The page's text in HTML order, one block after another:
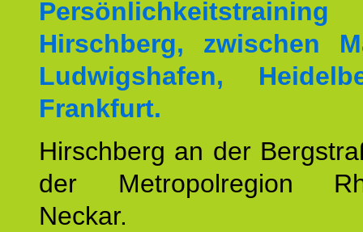
Hirschberg, zwischen
Ludwigshafen,
Frankfurt.
Hirschberg an der
der Metropolregion
Neckar.